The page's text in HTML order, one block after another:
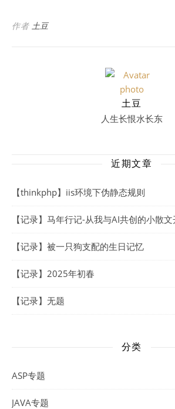
作者 土豆
土豆
人生长恨水长东
近期文章
【thinkphp】iis环境下伪静态规则
【记录】马年行记-从我与AI共创的小散
【记录】被一只狗支配的生日记忆
【记录】2025年初春
【记录】无题
分类
ASP专题
JAVA专题